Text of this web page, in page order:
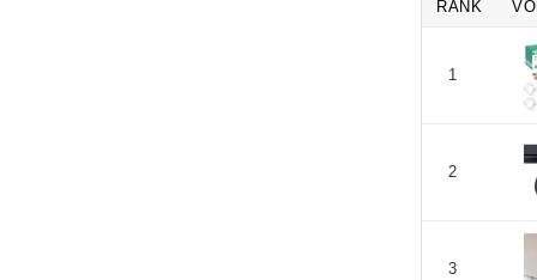
RANK
1
2
3